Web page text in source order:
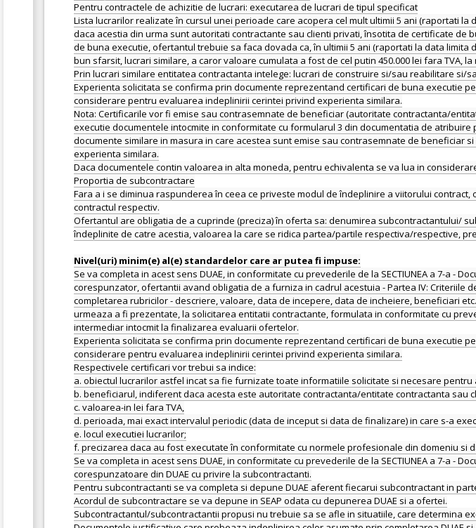
Pentru contractele de achizitie de lucrari: executarea de lucrari de tipul specificat
Lista lucrarilor realizate în cursul unei perioade care acopera cel mult ultimii 5 ani (raportati
daca acestia din urma sunt autoritati contractante sau clienti privati, însotita de certificate
de buna executie, ofertantul trebuie sa faca dovada ca, în ultimii 5 ani (raportati la data
bun sfarsit, lucrari similare, a caror valoare cumulata a fost de cel putin 450.000 lei fara TVA,
Prin lucrari similare entitatea contractanta intelege: lucrari de construire si/sau reabilitare si/
Experienta solicitata se confirma prin documente reprezentand certificari de buna executie
considerare pentru evaluarea indeplinirii cerintei privind experienta similara.
Nota: Certificarile vor fi emise sau contrasemnate de beneficiar (autoritate contractanta/
executie documentele intocmite in conformitate cu formularul 3 din documentatia de
documente similare in masura in care acestea sunt emise sau contrasemnate de
experienta similara.
Daca documentele contin valoarea in alta moneda, pentru echivalenta se va lua in
Proportia de subcontractare
Fara a i se diminua raspunderea în ceea ce priveste modul de îndeplinire a viitorului
contractul respectiv.
Ofertantul are obligatia de a cuprinde (preciza) în oferta sa: denumirea subcontractantului/
îndeplinite de catre acestia, valoarea la care se ridica partea/partile respectiva/respective,
Se va completa in acest sens DUAE, in conformitate cu prevederile de la SECTIUNEA a 7-a -
corespunzator, ofertantii avand obligatia de a furniza in cadrul acestuia - Partea IV:
completarea rubricilor - descriere, valoare, data de incepere, data de incheiere, beneficiari
urmeaza a fi prezentate, la solicitarea entitatii contractante, formulata in conformitate cu
intermediar intocmit la finalizarea evaluarii ofertelor.
Experienta solicitata se confirma prin documente reprezentand certificari de buna executie
considerare pentru evaluarea indeplinirii cerintei privind experienta similara.
Respectivele certificari vor trebui sa indice:
a. obiectul lucrarilor astfel incat sa fie furnizate toate informatiile solicitate si necesare
b. beneficiarul, indiferent daca acesta este autoritate contractanta/entitate contractanta sau
c. valoarea-in lei fara TVA,
d. perioada, mai exact intervalul periodic (data de inceput si data de finalizare) in care s-a
e. locul executiei lucrarilor;
f. precizarea daca au fost executate în conformitate cu normele profesionale din domeniu si
Se va completa in acest sens DUAE, in conformitate cu prevederile de la SECTIUNEA a 7-a -
corespunzatoare din DUAE cu privire la subcontractanti.
Pentru subcontractanti se va completa si depune DUAE aferent fiecarui subcontractant in
Acordul de subcontractare se va depune in SEAP odata cu depunerea DUAE si a ofertei.
Subcontractantul/subcontractantii propusi nu trebuie sa se afle in situatiile, care determina